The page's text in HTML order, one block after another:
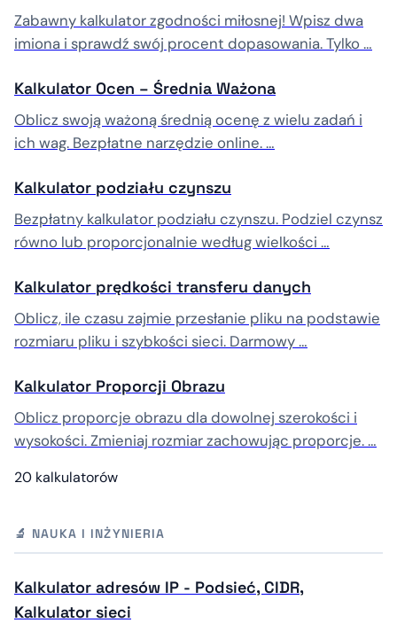
Zabawny kalkulator zgodności miłosnej! Wpisz dwa
imiona i sprawdź swój procent dopasowania. Tylko …
Kalkulator Ocen – Średnia Ważona
Oblicz swoją ważoną średnią ocenę z wielu zadań i
ich wag. Bezpłatne narzędzie online. …
Kalkulator podziału czynszu
Bezpłatny kalkulator podziału czynszu. Podziel czynsz
równo lub proporcjonalnie według wielkości …
Kalkulator prędkości transferu danych
Oblicz, ile czasu zajmie przesłanie pliku na podstawie
rozmiaru pliku i szybkości sieci. Darmowy …
Kalkulator Proporcji Obrazu
Oblicz proporcje obrazu dla dowolnej szerokości i
wysokości. Zmieniaj rozmiar zachowując proporcje. …
20 kalkulatorów
🔬 NAUKA I INŻYNIERIA
Kalkulator adresów IP - Podsieć, CIDR,
Kalkulator sieci